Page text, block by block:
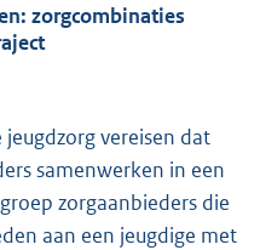
zorgcombinaties
vereisen dat
samenwerken in een
zorgaanbieders die
aan een jeugdige met